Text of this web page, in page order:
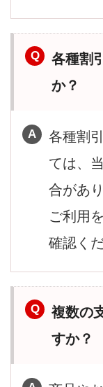
各種割
か？
各種割
ては、
合があ
ご利用
確認く
複数の
すか？